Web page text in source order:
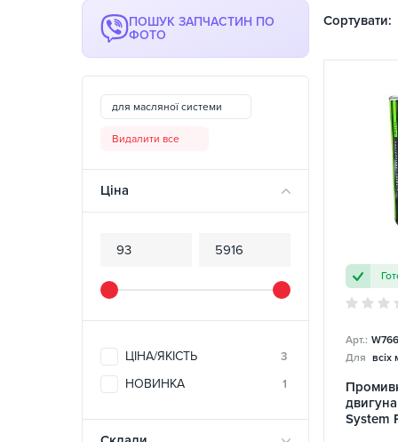
ПОШУК ЗАПЧАСТИН ПО
ФОТО
для масляної системи
Видалити все
Ціна
ЦІНА/ЯКІСТЬ 3
НОВИНКА 1
Сортувати:
Арт.:
Для всіх
System